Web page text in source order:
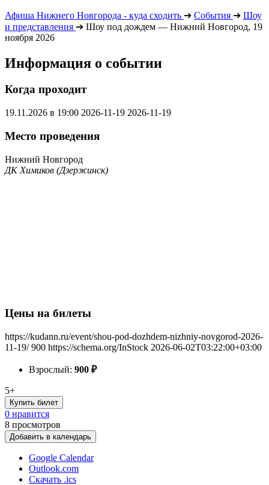
Афиша Нижнего Новгорода - куда сходить ➔ События ➔ Шоу
и представления ➔ Шоу под дождем — Нижний Новгород, 19
ноября 2026
Информация о событии
Когда проходит
19.11.2026 в 19:00 2026-11-19 2026-11-19
Место проведения
Нижний Новгород
ДК Химиков (Дзержинск)
Цены на билеты
https://kudann.ru/event/shou-pod-dozhdem-nizhniy-novgorod-2026-
11-19/ 900 https://schema.org/InStock 2026-06-02T03:22:00+03:00
Взрослый: 900 ₽
5+
Купить билет
0 нравится
8 просмотров
Добавить в календарь
Google Calendar
Outlook.com
Скачать .ics